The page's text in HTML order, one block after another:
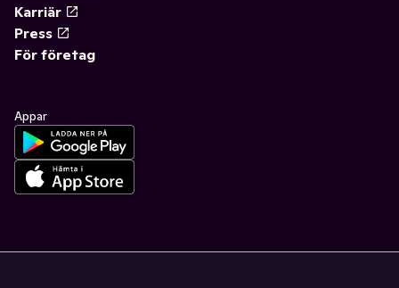
Karriär
Press
För företag
Appar